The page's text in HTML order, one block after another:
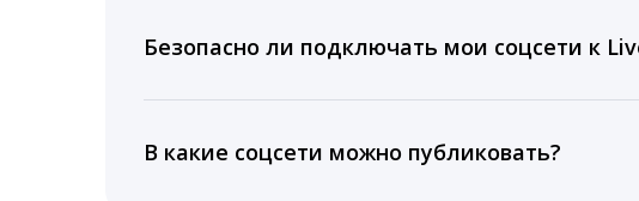
подключении тарифа Блогер. При оплате тарифа
5 лет.
Безопасно ли подключать мои соцсети к
информацию третьим лицам.
В какие соцсети можно публиковать?